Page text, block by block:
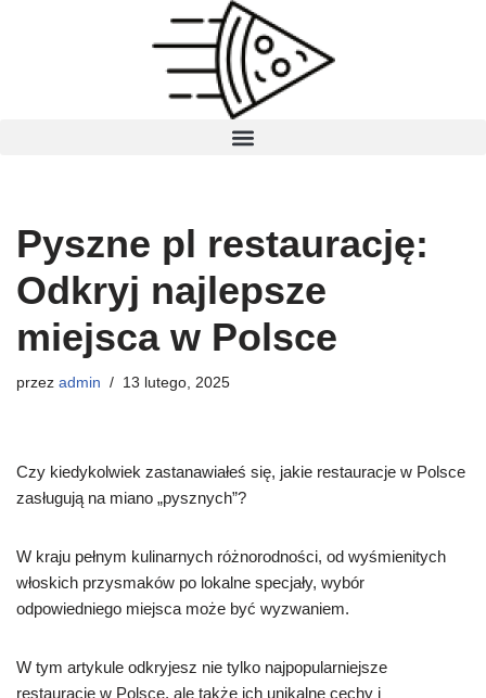
Pyszne pl restaurację:
Odkryj najlepsze
miejsca w Polsce
przez admin 13 lutego, 2025
Czy kiedykolwiek zastanawiałeś się, jakie restauracje w Polsce
zasługują na miano „pysznych”?
W kraju pełnym kulinarnych różnorodności, od wyśmienitych
włoskich przysmaków po lokalne specjały, wybór
odpowiedniego miejsca może być wyzwaniem.
W tym artykule odkryjesz nie tylko najpopularniejsze
restauracje w Polsce, ale także ich unikalne cechy i